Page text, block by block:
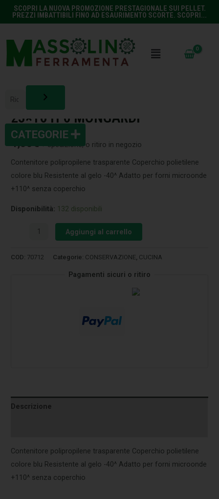
SCOPRI LA NUOVA PROMOZIONE PRESTAGIONALE SUI PELLET.
PREZZI IMBATTIBILI FINO AD ESAURIMENTO SCORTE. SCOPRI...
CONTENITORE RETT L 1,50
23×16 H 6 MONGARDI
4,00€ + spedizione, o ritiro in negozio
Contenitore polipropilene trasparente Coperchio polietilene
colore blu Resistente al gelo -40^ Adatto per forni microonde
+110^ senza coperchio
Disponibilità: 132 disponibili
Aggiungi al carrello
COD: 70712 Categorie: CONSERVAZIONE CUCINA
Pagamenti sicuri o ritiro
Descrizione
Contenitore polipropilene trasparente Coperchio polietilene
colore blu Resistente al gelo -40^ Adatto per forni microonde
+110^ senza coperchio